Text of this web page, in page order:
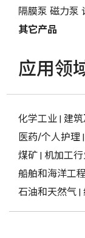
隔膜泵 磁力泵
其它产品
应用领
化学工业| 建
医药/个人护理|
煤矿| 机加工
船舶和海洋工程
石油和天然气|